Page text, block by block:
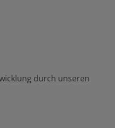
durch unseren